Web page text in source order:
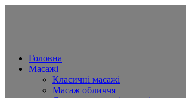
Головна
Масажі
Класичні масажі
Масаж обличчя